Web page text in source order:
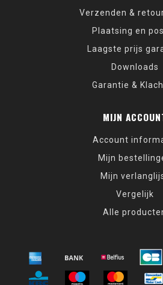
Verzenden &
Plaatsing en
Laagste prijs
Downloads
Garantie &
MIJN
Account
Mijn
Mijn
Vergelijk
Alle